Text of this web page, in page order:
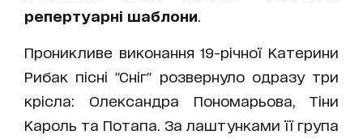
репертуарні шаблони
Проникливе виконання 19-річної Катерини
Рибак пісні "Сніг" розвернуло одразу три
крісла: Олександра Пономарьова, Тіни
Кароль та Потапа. За лаштунками її група